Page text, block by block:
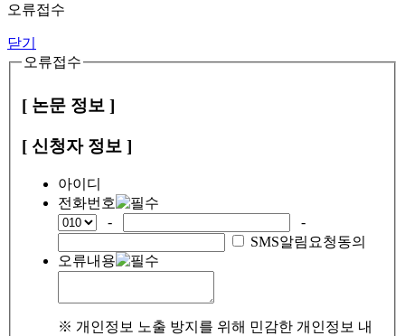
오류접수
닫기
오류접수
[ 논문 정보 ]
[ 신청자 정보 ]
아이디
전화번호
-
-
SMS알림요청동의
오류내용
※ 개인정보 노출 방지를 위해 민감한 개인정보 내